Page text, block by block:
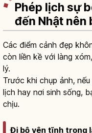
Phép lịch sự
đến Nhật nên
Các điểm cảnh đẹp
còn liền kề với làng
lý.
Trước khi chụp ảnh,
lịch hay nơi sinh sống,
chịu.
Đi bộ yên tĩnh trong